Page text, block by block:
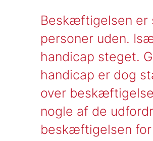
Beskæftigelsen er
personer uden.
handicap steget.
handicap er dog
over
nogle af de
beskæftigelsen for